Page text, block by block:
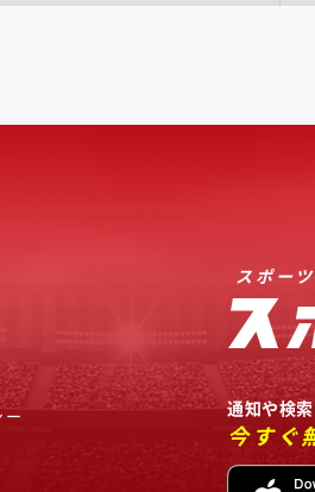
スポー
通知や検
今すぐ